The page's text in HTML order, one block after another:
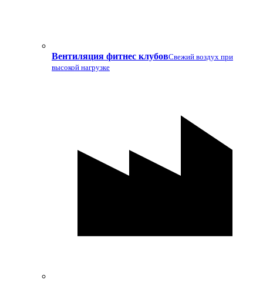
Вентиляция фитнес клубовСвежий воздух при
высокой нагрузке